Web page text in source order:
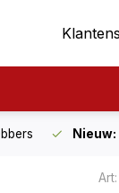
Nieuw: